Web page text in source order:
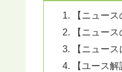
【ニュース
【ニュー
【ニュー
【ユース